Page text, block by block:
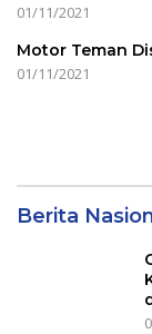
01/11/2021
Motor Teman
01/11/2021
Berita